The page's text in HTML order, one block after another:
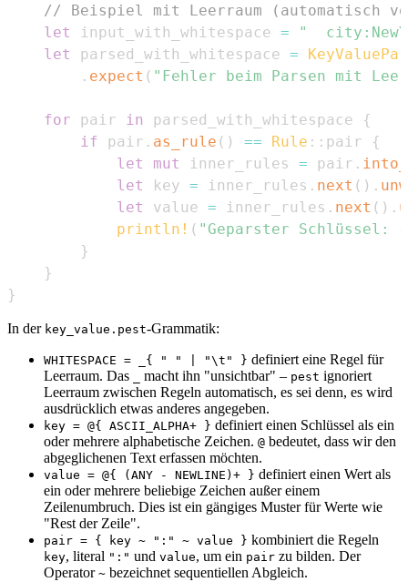
// Beispiel mit Leerraum (automatisch von
let
input_with_whitespace =
"
let
parsed_with_whitespace =
. expect ( "Fehler beim Parsen mit
for pair in parsed_with_whitespace
{
if pair . as_rule ( ) == Rule :: pair
{
let
mut inner_rules = pair .
let
key = inner_rules . next ( ) .
let
value = inner_rules . next ( ) .
println! ( "Geparster
}
}
}
In der key_value.pest-Grammatik:
WHITESPACE = _{ " " | "\t" } definiert eine Regel für
Leerraum. Das
macht ihn "unsichtbar" – pest ignoriert
Leerraum zwischen Regeln automatisch, es sei denn, es wird
ausdrücklich etwas anderes angegeben.
key = @{ ASCII_ALPHA+ } definiert einen Schlüssel als ein
oder mehrere alphabetische Zeichen. @ bedeutet, dass wir den
abgeglichenen Text erfassen möchten.
value = @{ (ANY - NEWLINE)+ } definiert einen Wert als
ein oder mehrere beliebige Zeichen außer einem
Zeilenumbruch. Dies ist ein gängiges Muster für Werte wie
"Rest der Zeile".
pair = { key ~ ":" ~ value } kombiniert die Regeln
key, literal ":" und value, um ein pair zu bilden. Der
Operator ~ bezeichnet sequentiellen Abgleich.